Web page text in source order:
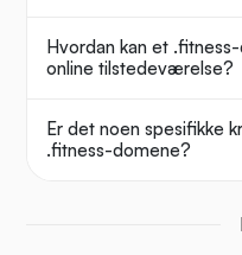
Hvordan kan et
online tilstedeværelse?
Er det noen spesifikke
.fitness-domene?